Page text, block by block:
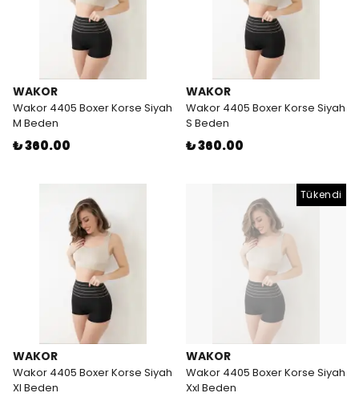
WAKOR
Wakor 4405 Boxer Korse Siyah
M Beden
₺ 360.00
WAKOR
Wakor 4405 Boxer Korse Siyah
S Beden
₺ 360.00
WAKOR
Wakor 4405 Boxer Korse Siyah
Xl Beden
Tükendi
WAKOR
Wakor 4405 Boxer Korse Siyah
Xxl Beden